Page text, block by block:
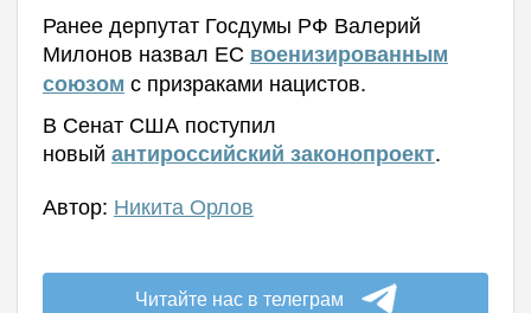
Ранее дерпутат Госдумы РФ Валерий
Милонов назвал ЕС военизированным
союзом с призраками нацистов.
В Сенат США поступил
новый антироссийский законопроект.
Автор: Никита Орлов
Читайте нас в телеграм